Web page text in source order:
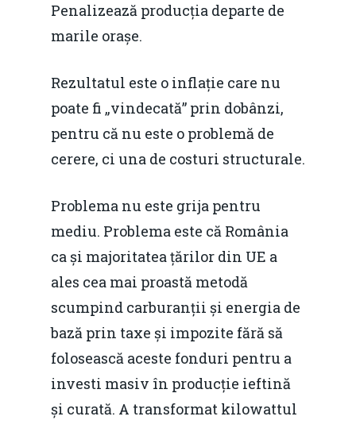
Penalizează producția departe de
marile orașe.
Rezultatul este o inflație care nu
poate fi „vindecată” prin dobânzi,
pentru că nu este o problemă de
cerere, ci una de costuri structurale.
Problema nu este grija pentru
mediu. Problema este că România
ca și majoritatea țărilor din UE a
ales cea mai proastă metodă
scumpind carburanții și energia de
bază prin taxe și impozite fără să
folosească aceste fonduri pentru a
investi masiv în producție ieftină
și curată. A transformat kilowattul